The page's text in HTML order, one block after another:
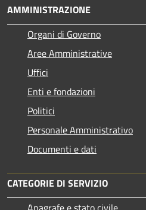
AMMINISTRAZIONE
Organi di Governo
Aree Amministrative
Uffici
Enti e fondazioni
Politici
Personale Amministrativo
Documenti e dati
CATEGORIE DI SERVIZIO